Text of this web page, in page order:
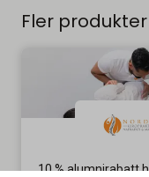
Fler
10 % alumnirabatt